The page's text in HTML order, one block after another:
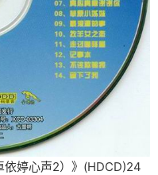
依婷心声2）》(HDCD)24